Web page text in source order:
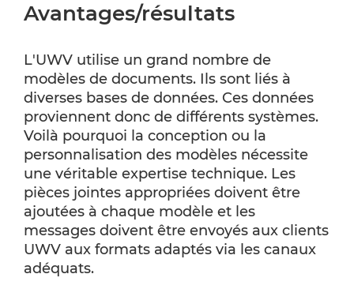
Avantages/résultats
L'UWV utilise un grand nombre de
modèles de documents. Ils sont liés à
diverses bases de données. Ces données
proviennent donc de différents systèmes.
Voilà pourquoi la conception ou la
personnalisation des modèles nécessite
une véritable expertise technique. Les
pièces jointes appropriées doivent être
ajoutées à chaque modèle et les
messages doivent être envoyés aux clients
UWV aux formats adaptés via les canaux
adéquats.